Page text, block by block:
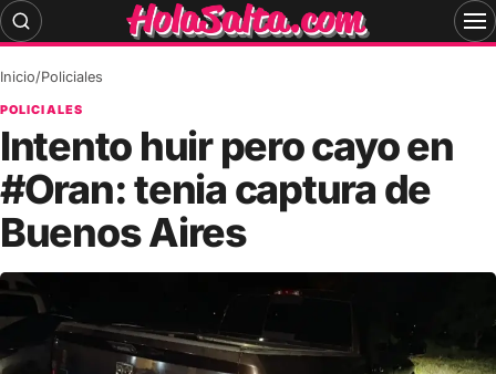
Skip
to
Inicio/Policiales
POLICIALES
Intento huir pero cayo en
#Oran: tenia captura de
Buenos Aires